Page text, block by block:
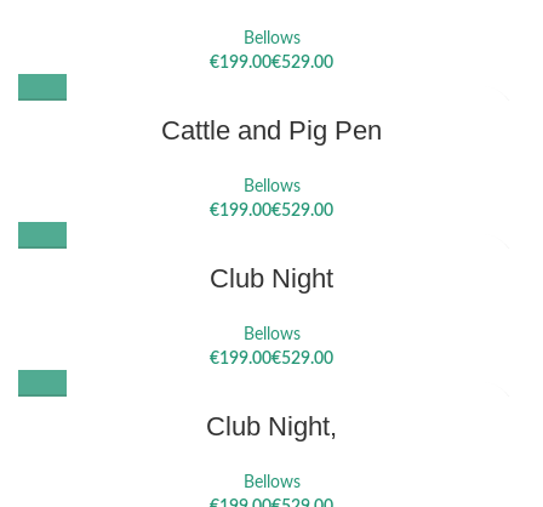
Bellows
€
€
Cattle and Pig Pen
Bellows
€
€
Club Night
Bellows
€
€
Club Night,
Bellows